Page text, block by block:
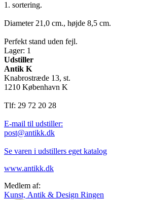
1. sortering.
Diameter 21,0 cm., højde 8,5 cm.
Perfekt stand uden fejl.
Lager: 1
Udstiller
Antik K
Knabrostræde 13, st.
1210 København K
Tlf: 29 72 20 28
E-mail til udstiller:
post@antikk.dk
Se varen i udstillers eget katalog
www.antikk.dk
Medlem af:
Kunst, Antik & Design Ringen